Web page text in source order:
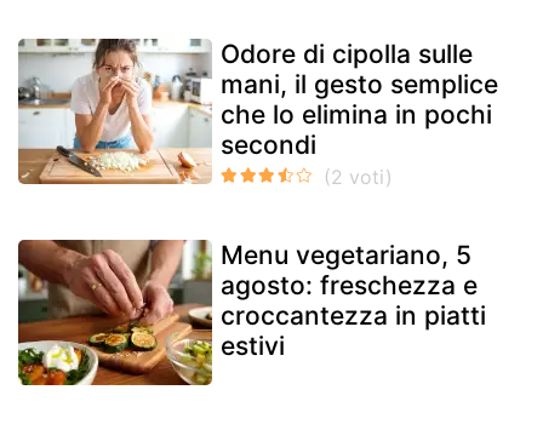
Odore di cipolla sulle
mani, il gesto semplice
che lo elimina in pochi
secondi
Menu vegetariano, 5
agosto: freschezza e
croccantezza in piatti
estivi